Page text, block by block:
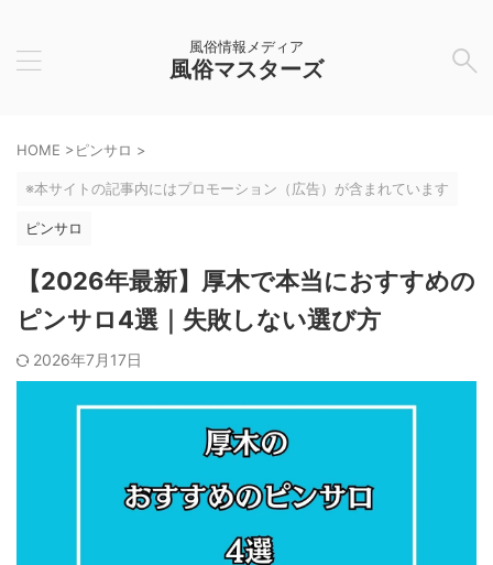
風俗情報メディア
風俗マスターズ
HOME >ピンサロ >
※本サイトの記事内にはプロモーション（広告）が含まれています
ピンサロ
【2026年最新】厚木で本当におすすめの
ピンサロ4選｜失敗しない選び方
2026年7月17日